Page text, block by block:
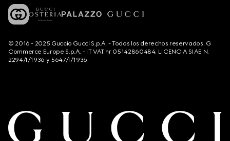
© 2016 - 2025 Guccio Gucci S.p.A. - Todos los derechos reservados. G
Commerce Europe S.p.A. - IT VAT nr 05142860484. LICENCIA SIAE N.
2294/I/1936 y 5647/I/1936